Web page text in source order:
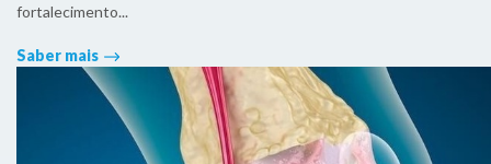
fortalecimento...
Saber mais